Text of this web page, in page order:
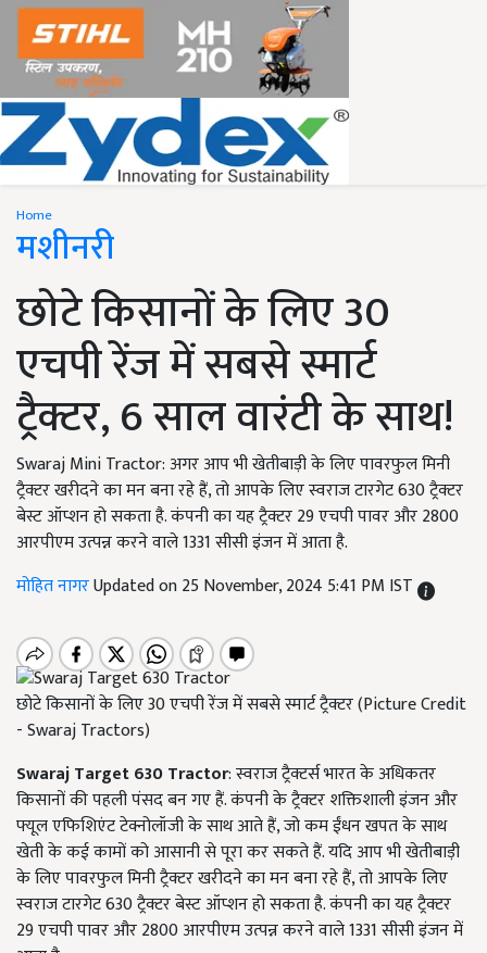
Home
मशीनरी
छोटे किसानों के लिए 30
एचपी रेंज में सबसे स्मार्ट
ट्रैक्टर, 6 साल वारंटी के साथ!
Swaraj Mini Tractor: अगर आप भी खेतीबाड़ी के लिए पावरफुल मिनी
ट्रैक्टर खरीदने का मन बना रहे हैं, तो आपके लिए स्वराज टारगेट 630 ट्रैक्टर
बेस्ट ऑप्शन हो सकता है. कंपनी का यह ट्रैक्टर 29 एचपी पावर और 2800
आरपीएम उत्पन्न करने वाले 1331 सीसी इंजन में आता है.
मोहित नागरUpdated on 25 November, 2024 5:41 PM IST
छोटे किसानों के लिए 30 एचपी रेंज में सबसे स्मार्ट ट्रैक्टर (Picture Credit
- Swaraj Tractors)
Swaraj Target 630 Tractor: स्वराज ट्रैक्टर्स भारत के अधिकतर
किसानों की पहली पंसद बन गए हैं. कंपनी के ट्रैक्टर शक्तिशाली इंजन और
फ्यूल एफिशिएंट टेक्नोलॉजी के साथ आते हैं, जो कम ईंधन खपत के साथ
खेती के कई कामों को आसानी से पूरा कर सकते हैं. यदि आप भी खेतीबाड़ी
के लिए पावरफुल मिनी ट्रैक्टर खरीदने का मन बना रहे हैं, तो आपके लिए
स्वराज टारगेट 630 ट्रैक्टर बेस्ट ऑप्शन हो सकता है. कंपनी का यह ट्रैक्टर
29 एचपी पावर और 2800 आरपीएम उत्पन्न करने वाले 1331 सीसी इंजन में